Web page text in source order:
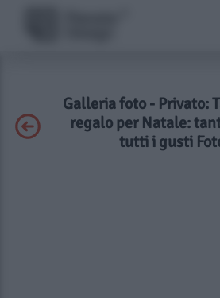
Galleria foto - Privato:
regalo per Natale:
tutti i gusti